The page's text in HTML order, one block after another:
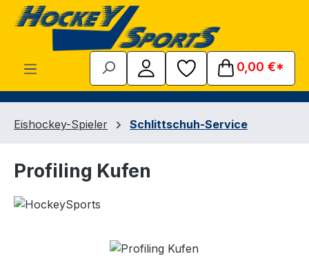
Zum Hauptinhalt springen
0,00 €*
Eishockey-Spieler Schlittschuh-Service
Profiling Kufen
Bildergalerie überspringen